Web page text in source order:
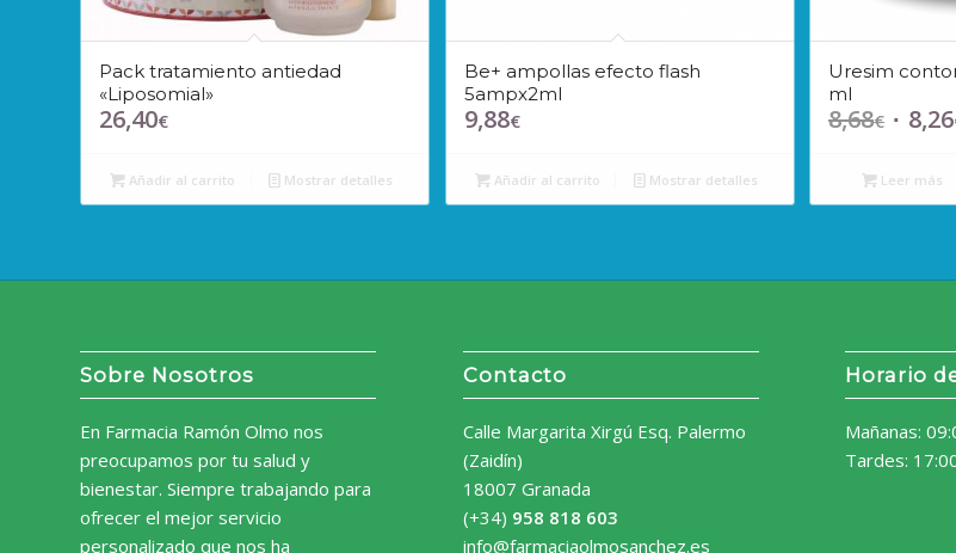
Pack tratamiento antiedad
«Liposomial»
26,40€
Añadir al carrito Mostrar detalles
Be+ ampollas efecto flash
5ampx2ml
9,88€
Añadir al carrito Mostrar detalles
Uresim
ml
8,68€ El
original
era:
8,26
Leer más
Sobre Nosotros
En Farmacia Ramón Olmo nos
preocupamos por tu salud y
bienestar. Siempre trabajando para
ofrecer el mejor servicio
personalizado que nos ha
Contacto
Calle Margarita Xirgú Esq. Palermo
(Zaidín)
18007 Granada
(+34) 958 818 603
info@farmaciaolmosanchez.es
Horario
Mañanas:
Tardes: